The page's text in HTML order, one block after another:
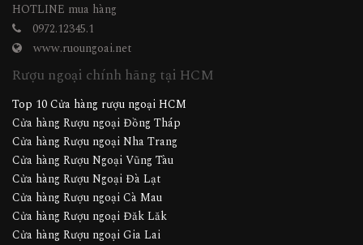
HOTLINE mua hàng
0972.12345.1
www.ruoungoai.net
Rượu ngoại chính hãng tại HCM
Top 10 Cửa hàng rượu ngoại HCM
Cửa hàng Rượu ngoại Đồng Tháp
Cửa hàng Rượu ngoại Nha Trang
Cửa hàng Rượu Ngoại Vũng Tàu
Cửa hàng Rượu Ngoại Đà Lạt
Cửa hàng Rượu ngoại Cà Mau
Cửa hàng Rượu ngoại Đăk Lăk
Cửa hàng Rượu ngoại Gia Lai